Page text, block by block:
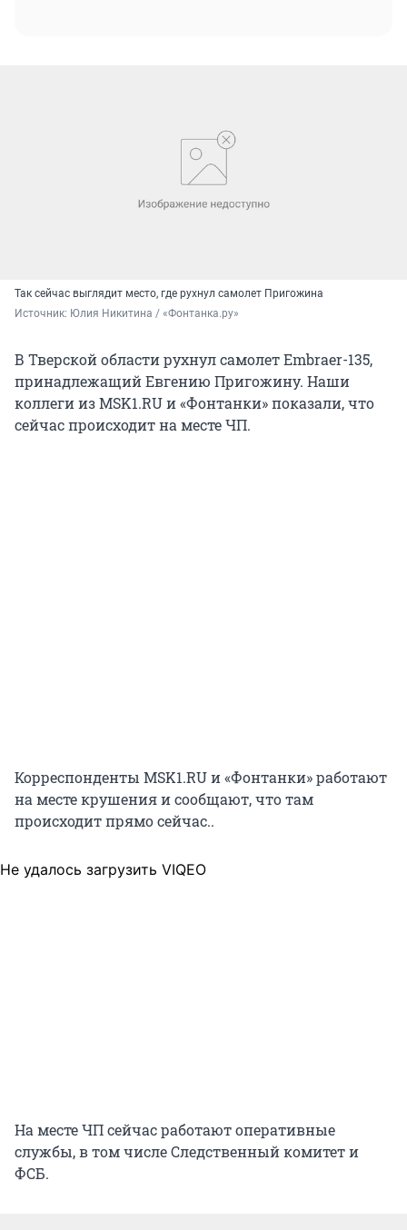
Так сейчас выглядит место, где рухнул самолет Пригожина
Источник: Юлия Никитина / «Фонтанка.ру»
В Тверской области рухнул самолет Embraer-135,
принадлежащий Евгению Пригожину. Наши
коллеги из MSK1.RU и «Фонтанки» показали, что
сейчас происходит на месте ЧП.
Корреспонденты MSK1.RU и «Фонтанки» работают
на месте крушения и сообщают, что там
происходит прямо сейчас..
Не удалось загрузить VIQEO
На месте ЧП сейчас работают оперативные
службы, в том числе Следственный комитет и
ФСБ.